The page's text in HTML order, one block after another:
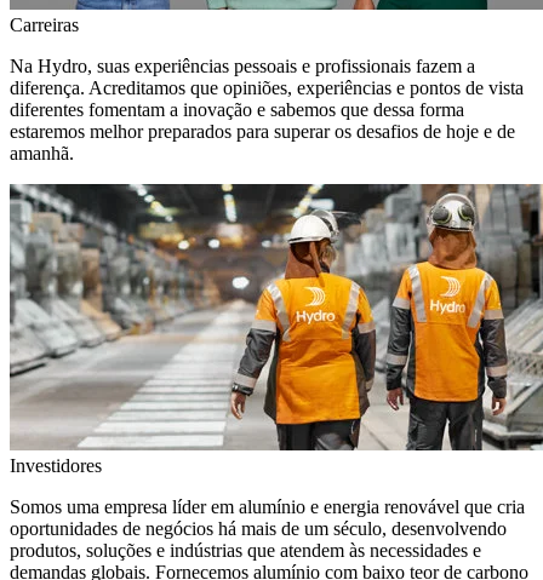
Carreiras
Na Hydro, suas experiências pessoais e profissionais fazem a
diferença. Acreditamos que opiniões, experiências e pontos de vista
diferentes fomentam a inovação e sabemos que dessa forma
estaremos melhor preparados para superar os desafios de hoje e de
amanhã.
Investidores
Somos uma empresa líder em alumínio e energia renovável que cria
oportunidades de negócios há mais de um século, desenvolvendo
produtos, soluções e indústrias que atendem às necessidades e
demandas globais. Fornecemos alumínio com baixo teor de carbono